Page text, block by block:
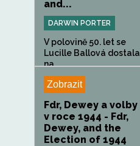
and...
DARWIN PORTER
V polovině 50. let se
Lucille Ballová dostala
na...
Zobrazit
Fdr, Dewey a volby
v roce 1944 - Fdr,
Dewey, and the
Election of 1944